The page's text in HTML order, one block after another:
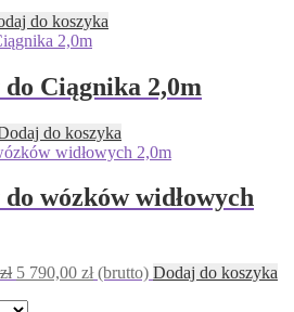
do koszyka
do Ciągnika 2,0m
do koszyka
do wózków widłowych
zł Pierwotna
5 790,00 złAktualna
(brutto) Dodaj do koszyka